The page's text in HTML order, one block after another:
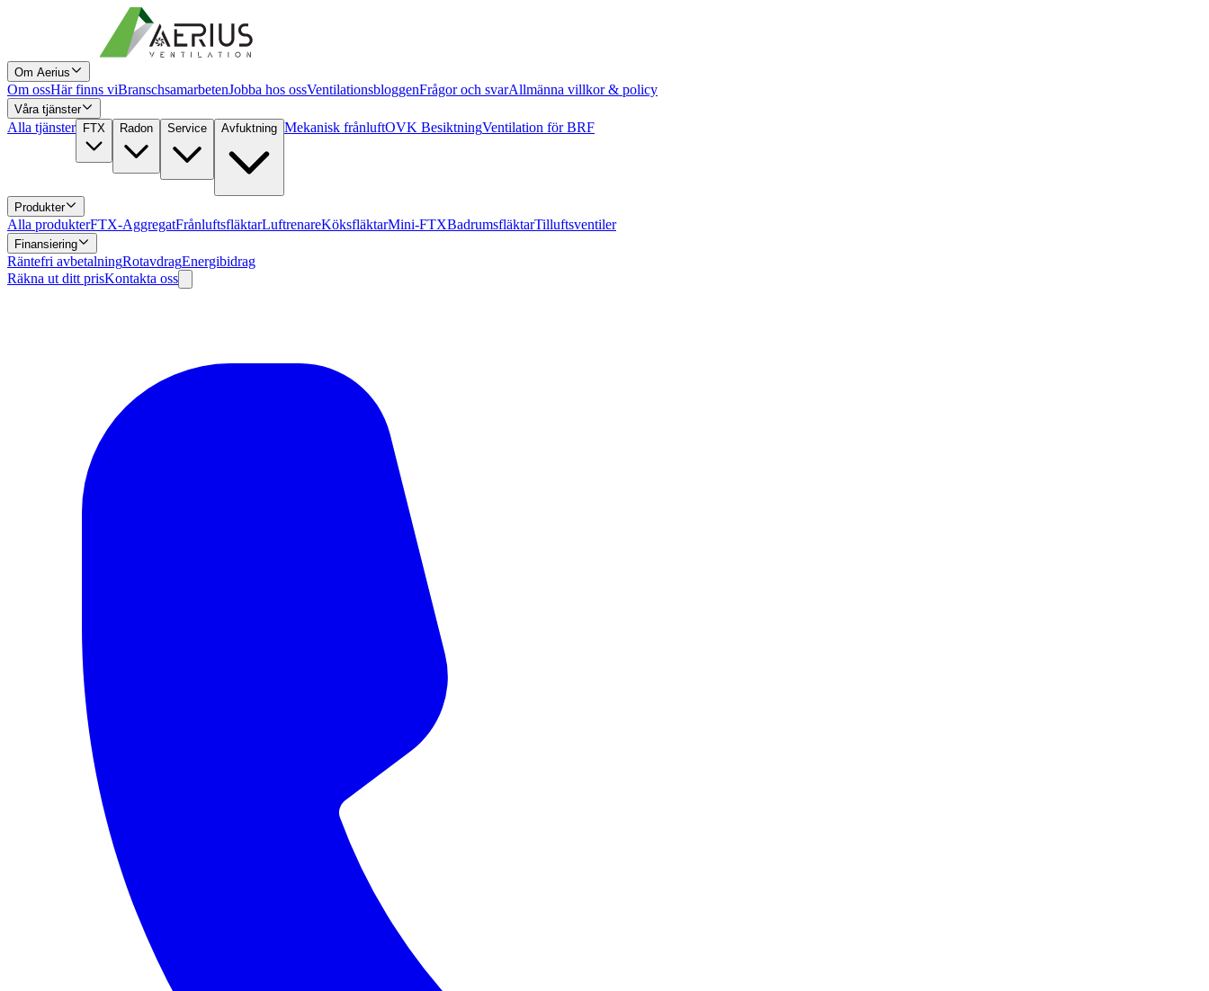
Om Aerius
Om ossHär finns viBranschsamarbetenJobba hos ossVentilationsbloggenFrågor och svarAllmänna villkor & policy
Våra tjänster
Alla tjänster FTX Radon Service Avfuktning Mekanisk frånluftOVK BesiktningVentilation för BRF
Produkter
Alla produkterFTX-AggregatFrånluftsfläktarLuftrenareKöksfläktarMini-FTXBadrumsfläktarTilluftsventiler
Finansiering
Räntefri avbetalningRotavdragEnergibidrag
Räkna ut ditt prisKontakta oss